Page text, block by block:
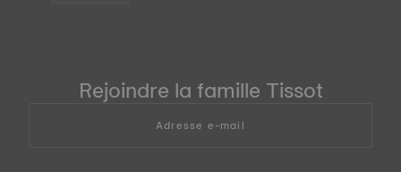
Rejoindre la famille Tissot
Adresse e-mail